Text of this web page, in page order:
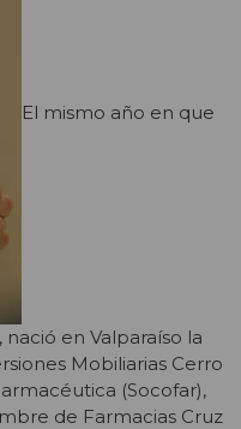
El mismo año en que
en Valparaíso la
Mobiliarias Cerro
(Socofar),
de Farmacias Cruz